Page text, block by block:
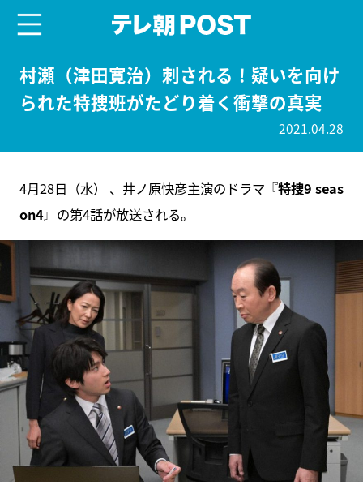
村瀬（津田寛治）刺される！疑いを向け
られた特捜班がたどり着く衝撃の真実
2021.04.28
4月28日（水） 、井ノ原快彦主演のドラマ『特捜9 seas
on4』の第4話が放送される。